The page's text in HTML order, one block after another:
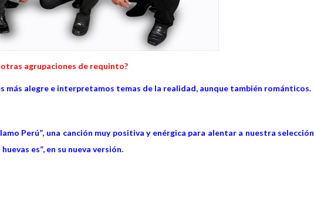
agrupaciones de requinto?
más alegre e interpretamos temas de la realidad, aunque también románticos.
Perú”, una canción muy positiva y enérgica para alentar a nuestra selección
es”, en su nueva versión.